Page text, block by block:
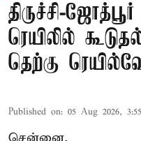
திருச்சி-
ரெயிலில்
தெற்கு
Published on: 05 Aug 2026,
சென்னை,